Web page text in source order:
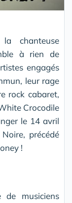
chanteuse
à rien de
engagés
leur rage
rock cabaret,
Crocodile
le 14 avril
précédé
!
musiciens